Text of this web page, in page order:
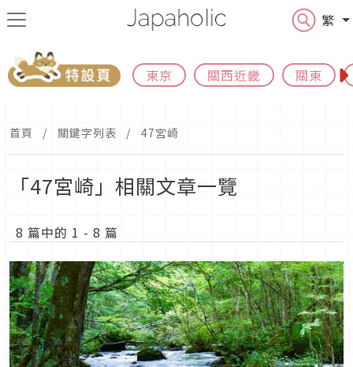
繁
東京 關西近畿 關東
首頁 關鍵字列表 47宮崎
「47宮崎」相關文章一覽
8 篇中的 1 - 8 篇